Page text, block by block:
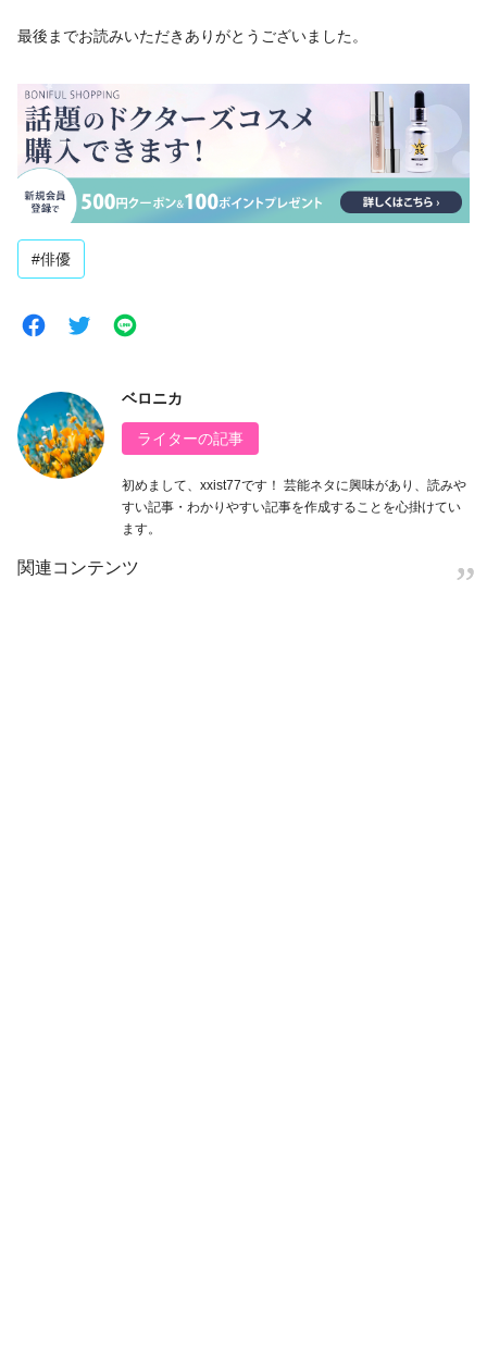
最後までお読みいただきありがとうございました。
#俳優
ベロニカ
ライターの記事
初めまして、xxist77です！ 芸能ネタに興味があり、読みや
すい記事・わかりやすい記事を作成することを心掛けてい
ます。
関連コンテンツ